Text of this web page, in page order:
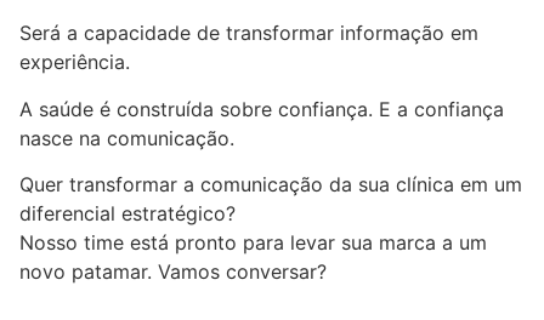
Será a capacidade de transformar informação em
experiência.
A saúde é construída sobre confiança. E a confiança
nasce na comunicação.
Quer transformar a comunicação da sua clínica em um
diferencial estratégico?
Nosso time está pronto para levar sua marca a um
novo patamar. Vamos conversar?